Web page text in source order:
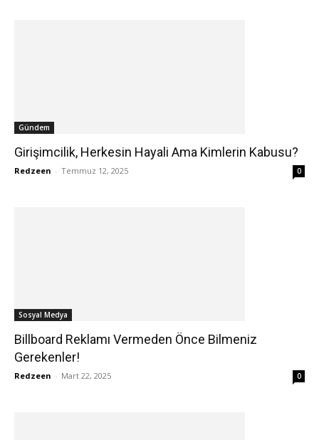
Gündem
Girişimcilik, Herkesin Hayali Ama Kimlerin Kabusu?
Redzeen - Temmuz 12, 2025 0
Sosyal Medya
Billboard Reklamı Vermeden Önce Bilmeniz
Gerekenler!
Redzeen - Mart 22, 2025 0